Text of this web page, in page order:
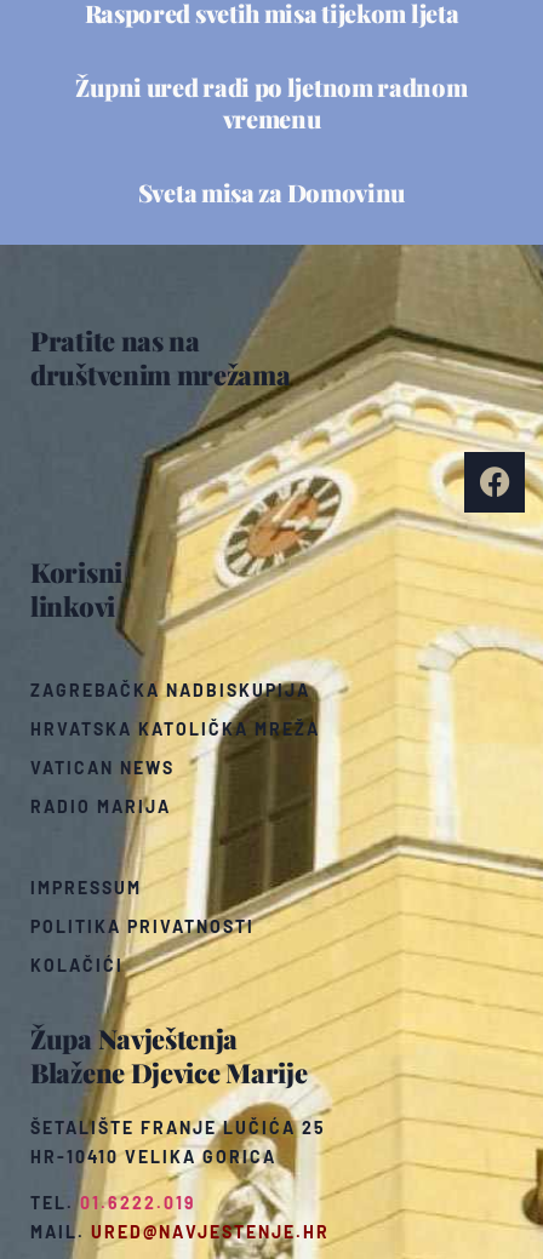
Raspored svetih misa tijekom ljeta
Župni ured radi po ljetnom radnom
vremenu
Sveta misa za Domovinu
Župa Navještenja
Blažene Djevice Marije
ŠETALIŠTE FRANJE LUČIĆA 25
HR-10410 VELIKA GORICA
TEL.01.6222.019
MAIL. URED@NAVJESTENJE.HR
Korisni
linkovi
ZAGREBAČKA NADBISKUPIJA
HRVATSKA KATOLIČKA MREŽA
VATICAN NEWS
RADIO MARIJA
IMPRESSUM
POLITIKA PRIVATNOSTI
KOLAČIĆI
Pratite nas na
društvenim mrežama